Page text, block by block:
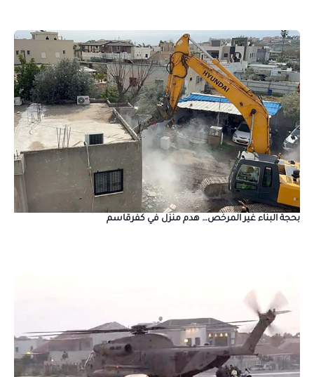
بحجة البناء غير المرخص… هدم منزل في كفرقاسم